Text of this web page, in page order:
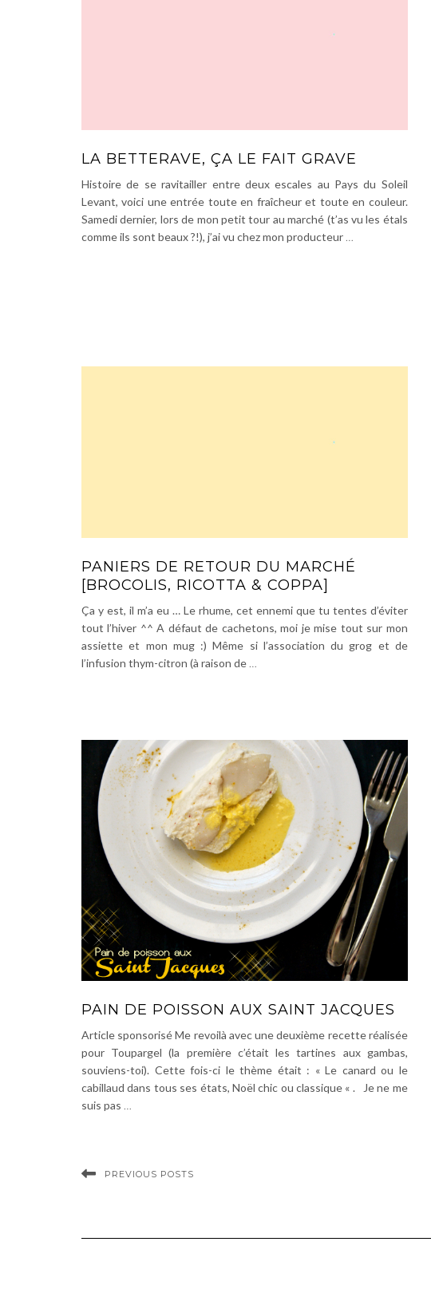
LA BETTERAVE, ÇA LE FAIT GRAVE
Histoire de se ravitailler entre deux escales au Pays du Soleil
Levant, voici une entrée toute en fraîcheur et toute en couleur.
Samedi dernier, lors de mon petit tour au marché (t’as vu les étals
comme ils sont beaux ?!), j’ai vu chez mon producteur…
PANIERS DE RETOUR DU MARCHÉ
[BROCOLIS, RICOTTA & COPPA]
Ça y est, il m’a eu … Le rhume, cet ennemi que tu tentes d’éviter
tout l’hiver ^^ A défaut de cachetons, moi je mise tout sur mon
assiette et mon mug :) Même si l’association du grog et de
l’infusion thym-citron (à raison de …
PAIN DE POISSON AUX SAINT JACQUES
Article sponsorisé Me revoilà avec une deuxième recette réalisée
pour Toupargel (la première c’était les tartines aux gambas,
souviens-toi). Cette fois-ci le thème était : « Le canard ou le
cabillaud dans tous ses états, Noël chic ou classique « . Je ne me
suis pas …
PREVIOUS POSTS